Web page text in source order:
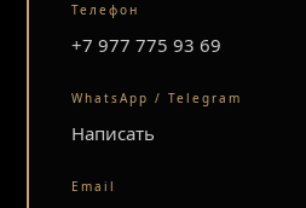
Телефон
+7 977 775 93 69
WhatsApp / Telegram
Написать
Email